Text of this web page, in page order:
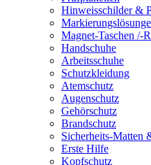
Hinweisschilder &
Magnet-Taschen /-
Handschuhe
Arbeitsschuhe
Schutzkleidung
Atemschutz
Augenschutz
Gehörschutz
Brandschutz
Sicherheits-Matten
Erste Hilfe
Kopfschutz